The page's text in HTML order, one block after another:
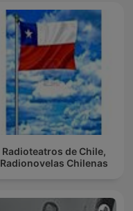
Radioteatros de Chile,
Radionovelas Chilenas